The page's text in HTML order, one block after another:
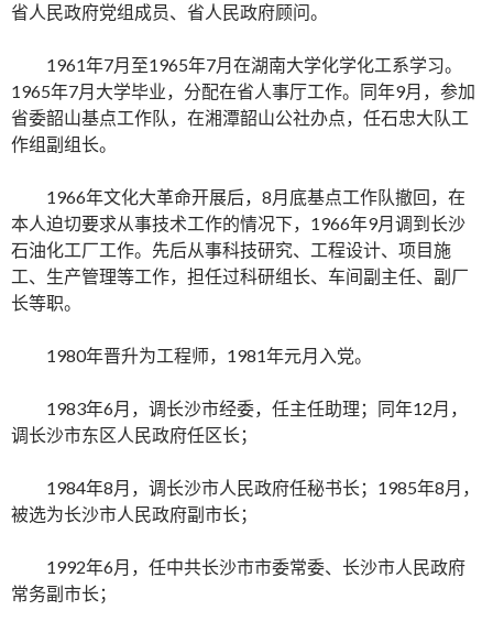
省人民政府党组成员、省人民政府顾问。
1961年7月至1965年7月在湖南大学化学化工系学习。
1965年7月大学毕业，分配在省人事厅工作。同年9月，参加
省委韶山基点工作队，在湘潭韶山公社办点，任石忠大队工
作组副组长。
1966年文化大革命开展后，8月底基点工作队撤回，在
本人迫切要求从事技术工作的情况下，1966年9月调到长沙
石油化工厂工作。先后从事科技研究、工程设计、项目施
工、生产管理等工作，担任过科研组长、车间副主任、副厂
长等职。
1980年晋升为工程师，1981年元月入党。
1983年6月，调长沙市经委，任主任助理；同年12月，
调长沙市东区人民政府任区长；
1984年8月，调长沙市人民政府任秘书长；1985年8月，
被选为长沙市人民政府副市长；
1992年6月，任中共长沙市市委常委、长沙市人民政府
常务副市长；